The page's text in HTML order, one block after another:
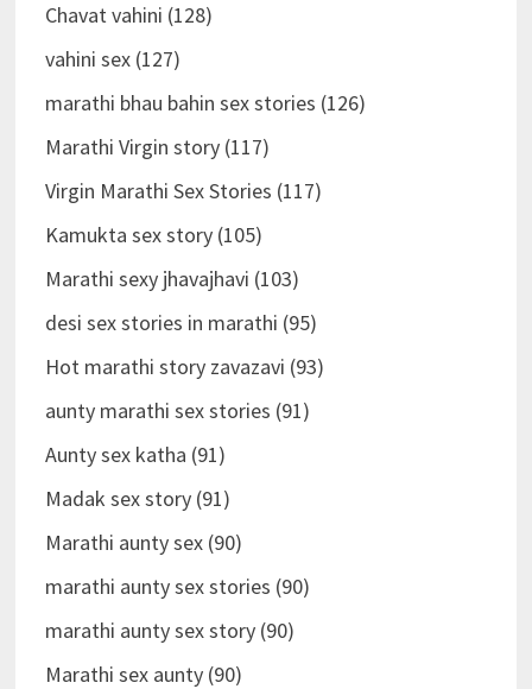
Chavat vahini (128)
vahini sex (127)
marathi bhau bahin sex stories (126)
Marathi Virgin story (117)
Virgin Marathi Sex Stories (117)
Kamukta sex story (105)
Marathi sexy jhavajhavi (103)
desi sex stories in marathi (95)
Hot marathi story zavazavi (93)
aunty marathi sex stories (91)
Aunty sex katha (91)
Madak sex story (91)
Marathi aunty sex (90)
marathi aunty sex stories (90)
marathi aunty sex story (90)
Marathi sex aunty (90)